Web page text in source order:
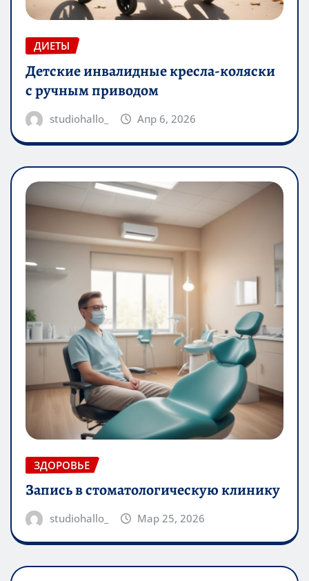
ДИЕТЫ
Детские инвалидные кресла-коляски
с ручным приводом
studiohallo_ Апр 6, 2026
ЗДОРОВЬЕ
Запись в стоматологическую клинику
studiohallo_ Мар 25, 2026